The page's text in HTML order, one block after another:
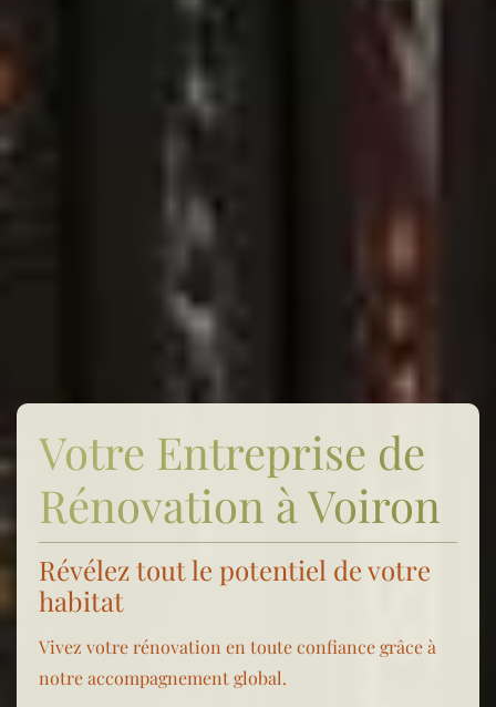
Votre Entreprise de
Rénovation à Voiron
Révélez tout le potentiel de votre
habitat
Vivez votre rénovation en toute confiance grâce à
notre accompagnement global.